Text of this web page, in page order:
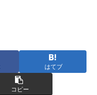
はてブ
コピー